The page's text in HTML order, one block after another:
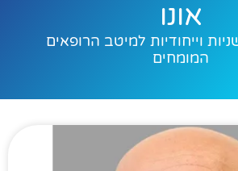
אונו
וייחודיות למיטב הרופאים
המומחים